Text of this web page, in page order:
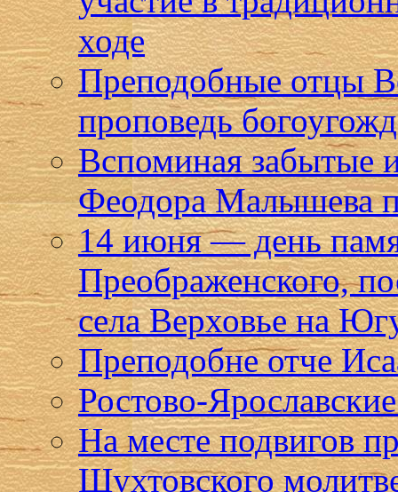
ходе
Преподобные отцы
проповедь
Вспоминая забытые
Феодора Малышева
14 июня — день
Преображенского,
села Верховье на
Преподобне отче
Ростово-
На месте подвигов
Шухтовского